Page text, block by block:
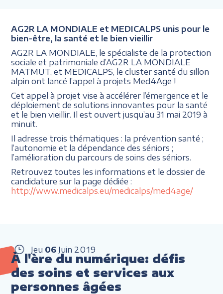
AG2R LA MONDIALE et MEDICALPS unis pour le
bien-être, la santé et le bien vieillir
AG2R LA MONDIALE, le spécialiste de la protection
sociale et patrimoniale d’AG2R LA MONDIALE
MATMUT, et MEDICALPS, le cluster santé du sillon
alpin ont lancé l’appel à projets Med4Age !
Cet appel à projet vise à accélérer l’émergence et le
déploiement de solutions innovantes pour la santé
et le bien vieillir. Il est ouvert jusqu’au 31 mai 2019 à
minuit.
Il adresse trois thématiques : la prévention santé ;
l’autonomie et la dépendance des séniors ;
l’amélioration du parcours de soins des séniors.
Retrouvez toutes les informations et le dossier de
candidature sur la page dédiée :
http://www.medicalps.eu/medicalps/med4age/
Jeu 06 Juin 2019
À l'ère du numérique: défis
des soins et services aux
personnes âgées